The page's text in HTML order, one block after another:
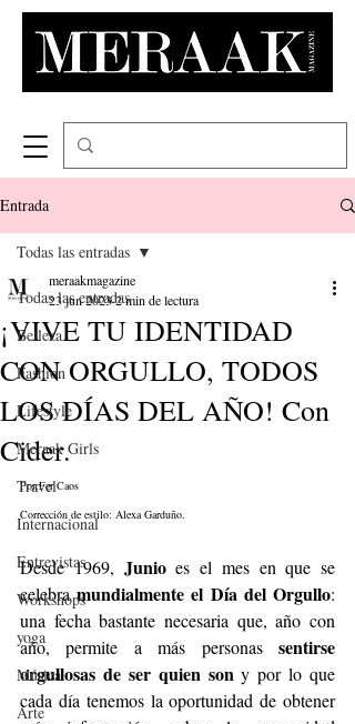
Entrada
Todas las entradas
Belleza
Fashion
Lifestyle
Meraak Girls
Travel
Internacional
Entrevistas
Workshops
yoga
Música.
Arte
Todas las entradas
¡VIVE TU IDENTIDAD
CON ORGULLO, TODOS
LOS DÍAS DEL AÑO! Con
Cider.
meraakmagazine
23 jun 20232 min de lectura
Por:Fer Caos
Corrección de estilo: Alexa Garduño.
Desde 1969, Junio es el mes en que se
celebra mundialmente el Día del Orgullo:
una fecha bastante necesaria que, año con
año, permite a más personas sentirse
orgullosas de ser quien son y por lo que
cada día tenemos la oportunidad de obtener